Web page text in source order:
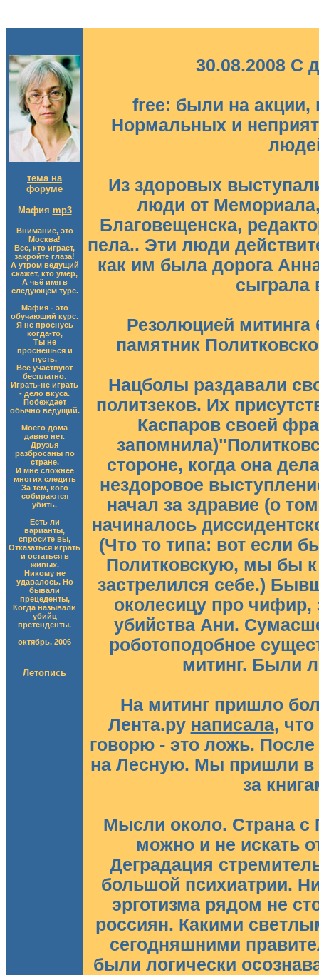
тема на
форуме
Мафия mp3
Внимание, это
Москва!
Все, кто играет,
закройте глаза!
А утром ведущий
скажет, кто умер,
А чьё имя в
следующем туре.
Мафия - это
обучающий курс.
Я не проснусь
когда-то,
Ты не
проснёшься и
пусть.
Все участвуют
бесплатно.
Играть-не играть
- дело вкуса.
Побеждает
обычно ведущий.
Моего дома
давно нет.
Друзья
разбросаны по
стране.
И мне сложнее
многих следить
За тем, кого
собираются
убить.
Есть ли
варианты,
спросите вы,
Отказаться играть
и остаться в
живых.
Никому не
удавалось. Но
бывали
прецеденты,
Когда называли
убийц
претенденты.
октябрь, 2006
Летопись
30.08.2008 С
free: были на акции,
Нормальных и
Из здоровых
люди от
Благовещенска,
пела.. Эти люди
как им была дорога
сыграла
Резолюцией митинга
памятник
Нацболы раздавали
политзеков. Их
Каспаров своей
стороне, когда она
нездоровое
начал за здравие (о
начиналось
(Что то типа: вот если
Политковскую, мы бы к
застрелился себе.)
околесицу про
убийства Ани.
роботоподобное
митинг. Были
На митинг пришло
Лента.ру написала,
говорю - это ложь.
на Лесную. Мы пришли в
за
Мысли около. Страна с
можно и не искать
Деградация
большой психиатрии.
эрготизма рядом не
россиян. Какими
сегодняшними
были логически